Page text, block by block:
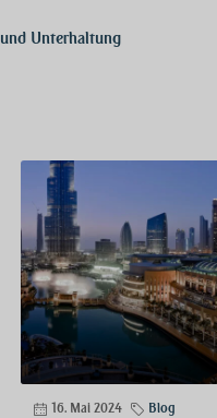
Unterhaltung
16. Mai 2024 Blog